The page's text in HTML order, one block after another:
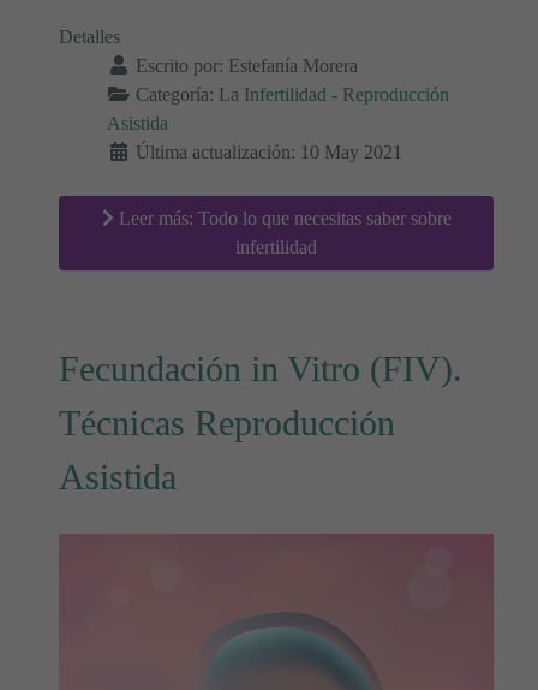
Detalles
Escrito por: Estefanía Morera
Categoría: La Infertilidad - Reproducción
Asistida
Última actualización: 10 May 2021
Leer más: Todo lo que necesitas saber sobre
infertilidad
Fecundación in Vitro (FIV).
Técnicas Reproducción
Asistida